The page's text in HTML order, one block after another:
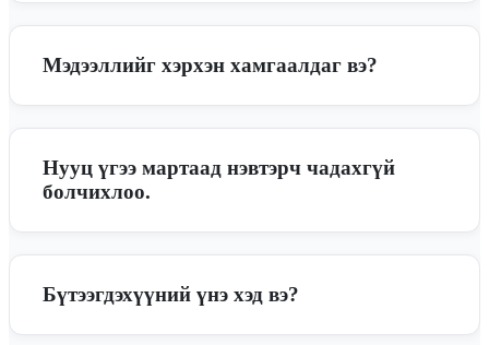
Мэдээллийг хэрхэн хамгаалдаг вэ?
Sockets Layer) сертификат болон ISO27001
хамгаалдаг.
Нууц үгээ мартаад нэвтэрч чадахгүй
болчихлоо.
ирсэн холбоос дээр дарж шинэ нууц үг үүсгэх
боломжтой.
Бүтээгдэхүүний үнэ хэд вэ?